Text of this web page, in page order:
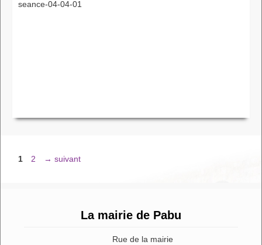
seance-04-04-01
Page
1 Page
2 → suivant
La mairie de Pabu
Rue de la mairie